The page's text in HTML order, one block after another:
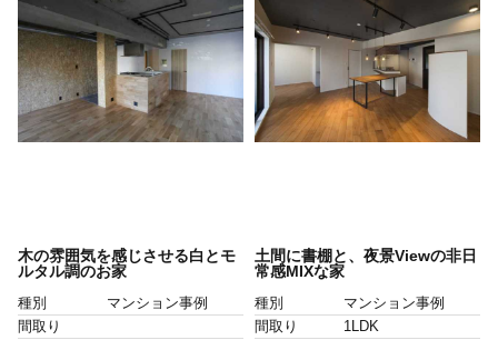
木の雰囲気を感じさせる白とモ
ルタル調のお家
種別
マンション事例
間取り
土間に書棚と、夜景Viewの非日
常感MIXな家
種別
マンション事例
間取り
1LDK